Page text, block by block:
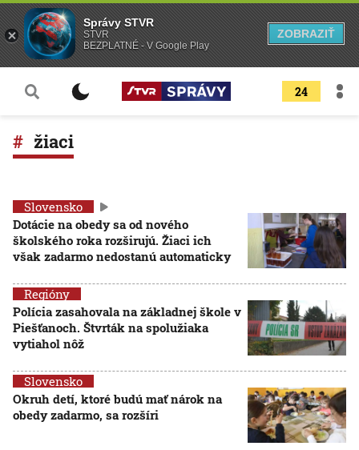
24
žiaci
Slovensko
Dotácie na obedy sa od nového
školského roka rozširujú. Žiaci ich
však zadarmo nedostanú automaticky
Regióny
Polícia zasahovala na základnej škole v
Piešťanoch. Štvrták na spolužiaka
vytiahol nôž
Slovensko
Okruh detí, ktoré budú mať nárok na
obedy zadarmo, sa rozšíri
Správy STVR
STVR
BEZPLATNÉ - V Google Play
ZOBRAZIŤ